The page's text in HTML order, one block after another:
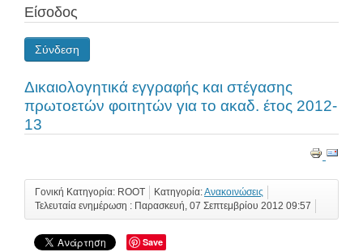
Είσοδος
Σύνδεση
Δικαιολογητικά εγγραφής και στέγασης
πρωτοετών φοιτητών για το ακαδ. έτος 2012-
13
Γονική Κατηγορία: ROOT Κατηγορία:Ανακοινώσεις
Τελευταία ενημέρωση : Παρασκευή, 07 Σεπτεμβρίου 2012 09:57
Save